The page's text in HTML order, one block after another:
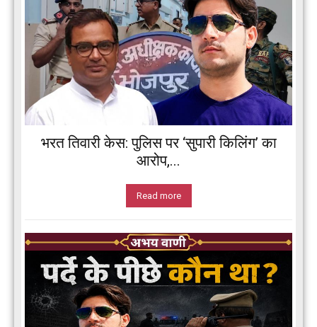
भरत तिवारी केस: पुलिस पर ‘सुपारी किलिंग’ का
आरोप,...
Read more